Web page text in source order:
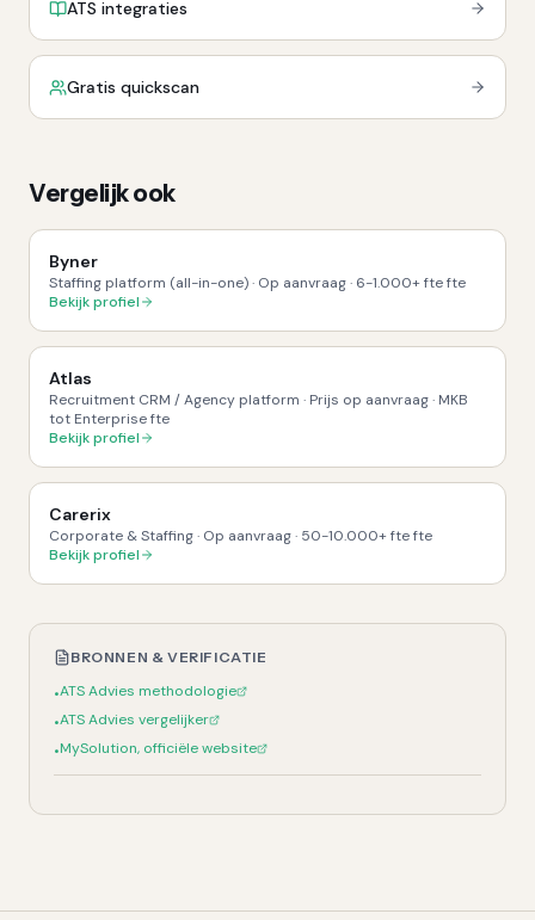
ATS integraties
Gratis quickscan
Vergelijk ook
Byner
Staffing platform (all-in-one)· Op aanvraag· 6-1.000+ ftefte
Bekijk profiel
Atlas
Recruitment CRM / Agency platform · Prijs op aanvraag· MKB
tot Enterprisefte
Bekijk profiel
Carerix
Corporate & Staffing· Op aanvraag· 50-10.000+ ftefte
Bekijk profiel
BRONNEN & VERIFICATIE
•ATS Advies methodologie
•ATS Advies vergelijker
•MySolution, officiële website